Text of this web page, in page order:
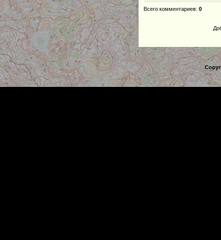
Всего комментариев: 0